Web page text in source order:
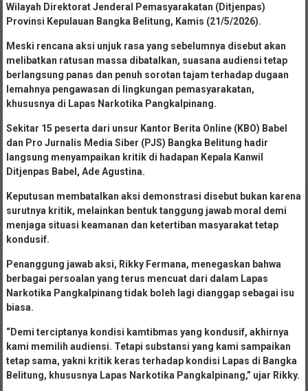
Wilayah Direktorat Jenderal Pemasyarakatan (Ditjenpas)
Provinsi Kepulauan Bangka Belitung, Kamis (21/5/2026).
Meski rencana aksi unjuk rasa yang sebelumnya disebut akan
melibatkan ratusan massa dibatalkan, suasana audiensi tetap
berlangsung panas dan penuh sorotan tajam terhadap dugaan
lemahnya pengawasan di lingkungan pemasyarakatan,
khususnya di Lapas Narkotika Pangkalpinang.
Sekitar 15 peserta dari unsur Kantor Berita Online (KBO) Babel
dan Pro Jurnalis Media Siber (PJS) Bangka Belitung hadir
langsung menyampaikan kritik di hadapan Kepala Kanwil
Ditjenpas Babel, Ade Agustina.
Keputusan membatalkan aksi demonstrasi disebut bukan karena
surutnya kritik, melainkan bentuk tanggung jawab moral demi
menjaga situasi keamanan dan ketertiban masyarakat tetap
kondusif.
Penanggung jawab aksi, Rikky Fermana, menegaskan bahwa
berbagai persoalan yang terus mencuat dari dalam Lapas
Narkotika Pangkalpinang tidak boleh lagi dianggap sebagai isu
biasa.
“Demi terciptanya kondisi kamtibmas yang kondusif, akhirnya
kami memilih audiensi. Tetapi substansi yang kami sampaikan
tetap sama, yakni kritik keras terhadap kondisi Lapas di Bangka
Belitung, khususnya Lapas Narkotika Pangkalpinang,” ujar Rikky.